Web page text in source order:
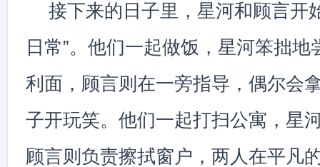
接下来的日子里，星河和顾言开
日常”。他们一起做饭，星河笨拙地
利面，顾言则在一旁指导，偶尔会
子开玩笑。他们一起打扫公寓，星
顾言则负责擦拭窗户，两人在平凡